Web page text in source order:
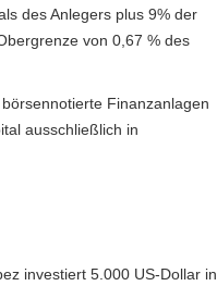
des Anlegers plus 9% der
von 0,67 % des
Finanzanlagen
ausschließlich in
investiert 5.000 US-Dollar in